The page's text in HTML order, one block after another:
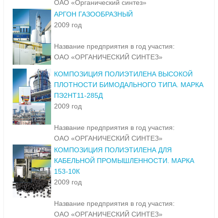
ОАО «Органический синтез»
АРГОН ГАЗООБРАЗНЫЙ
2009 год
Название предприятия в год участия:
ОАО «ОРГАНИЧЕСКИЙ СИНТЕЗ»
КОМПОЗИЦИЯ ПОЛИЭТИЛЕНА ВЫСОКОЙ
ПЛОТНОСТИ БИМОДАЛЬНОГО ТИПА. МАРКА
ПЭ2НТ11-285Д
2009 год
Название предприятия в год участия:
ОАО «ОРГАНИЧЕСКИЙ СИНТЕЗ»
КОМПОЗИЦИЯ ПОЛИЭТИЛЕНА ДЛЯ
КАБЕЛЬНОЙ ПРОМЫШЛЕННОСТИ. МАРКА
153-10К
2009 год
Название предприятия в год участия:
ОАО «ОРГАНИЧЕСКИЙ СИНТЕЗ»